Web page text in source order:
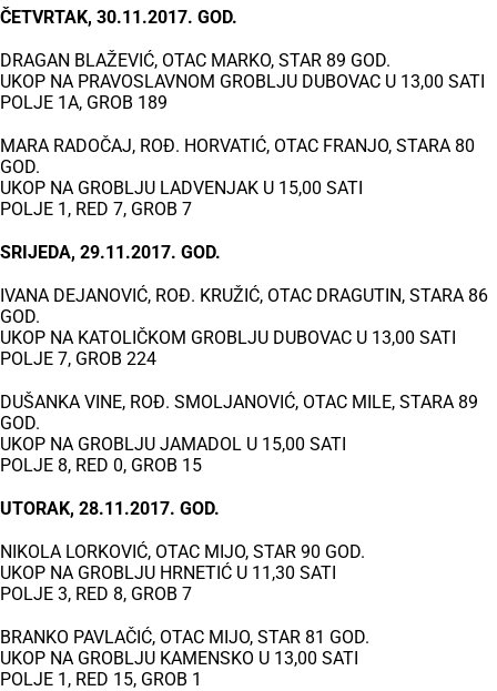
ČETVRTAK, 30.11.2017. GOD.
DRAGAN BLAŽEVIĆ, OTAC MARKO, STAR 89 GOD.
UKOP NA PRAVOSLAVNOM GROBLJU DUBOVAC U 13,00 SATI
POLJE 1A, GROB 189
MARA RADOČAJ, ROĐ. HORVATIĆ, OTAC FRANJO, STARA 80
GOD.
UKOP NA GROBLJU LADVENJAK U 15,00 SATI
POLJE 1, RED 7, GROB 7
SRIJEDA, 29.11.2017. GOD.
IVANA DEJANOVIĆ, ROĐ. KRUŽIĆ, OTAC DRAGUTIN, STARA 86
GOD.
UKOP NA KATOLIČKOM GROBLJU DUBOVAC U 13,00 SATI
POLJE 7, GROB 224
DUŠANKA VINE, ROĐ. SMOLJANOVIĆ, OTAC MILE, STARA 89
GOD.
UKOP NA GROBLJU JAMADOL U 15,00 SATI
POLJE 8, RED 0, GROB 15
UTORAK, 28.11.2017. GOD.
NIKOLA LORKOVIĆ, OTAC MIJO, STAR 90 GOD.
UKOP NA GROBLJU HRNETIĆ U 11,30 SATI
POLJE 3, RED 8, GROB 7
BRANKO PAVLAČIĆ, OTAC MIJO, STAR 81 GOD.
UKOP NA GROBLJU KAMENSKO U 13,00 SATI
POLJE 1, RED 15, GROB 1